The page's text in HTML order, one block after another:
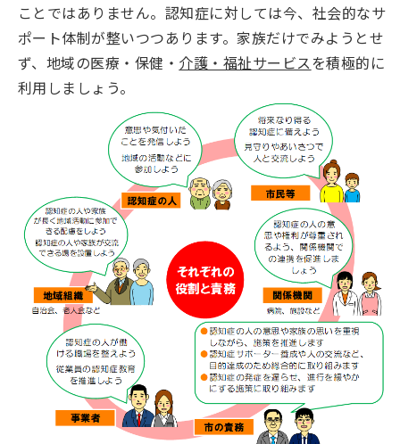
ことではありません。認知症に対しては今、社会的なサ
ポート体制が整いつつあります。家族だけでみようとせ
ず、地域の医療・保健・ 介護・福祉サービスを積極的に
利用しましょう。